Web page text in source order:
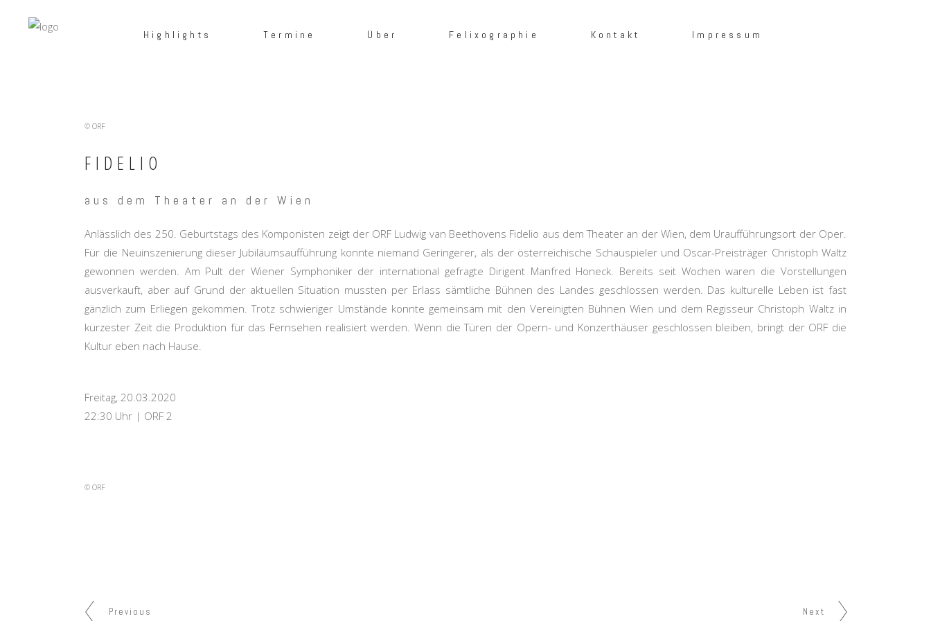
Highlights Termine Über Felixographie Kontakt Impressum
© ORF
FIDELIO
aus dem Theater an der Wien
Anlässlich des 250. Geburtstags des Komponisten zeigt der ORF Ludwig van Beethovens Fidelio aus dem Theater an der Wien, dem Uraufführungsort der Oper.
Für die Neuinszenierung dieser Jubiläumsaufführung konnte niemand Geringerer, als der österreichische Schauspieler und Oscar-Preisträger Christoph Waltz
gewonnen werden. Am Pult der Wiener Symphoniker der international gefragte Dirigent Manfred Honeck. Bereits seit Wochen waren die Vorstellungen
ausverkauft, aber auf Grund der aktuellen Situation mussten per Erlass sämtliche Bühnen des Landes geschlossen werden. Das kulturelle Leben ist fast
gänzlich zum Erliegen gekommen. Trotz schwieriger Umstände konnte gemeinsam mit den Vereinigten Bühnen Wien und dem Regisseur Christoph Waltz in
kürzester Zeit die Produktion für das Fernsehen realisiert werden. Wenn die Türen der Opern- und Konzerthäuser geschlossen bleiben, bringt der ORF die
Kultur eben nach Hause.
Freitag, 20.03.2020
22:30 Uhr | ORF 2
© ORF
Previous Next